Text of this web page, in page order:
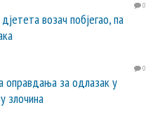
0
возач побјегао, па
0
за одлазак у
злочина